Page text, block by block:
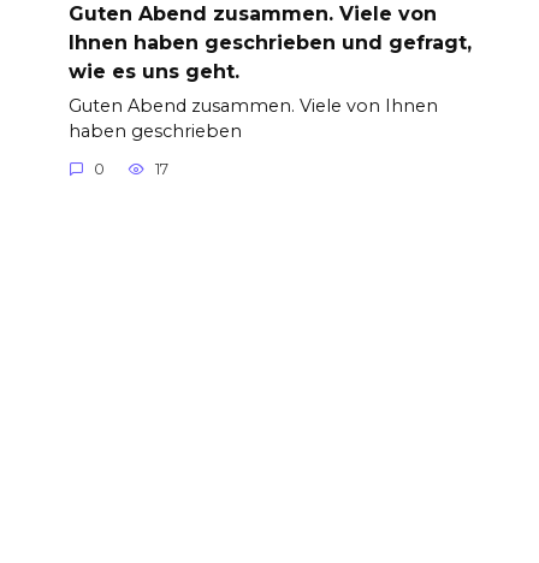
Guten Abend zusammen. Viele von
Ihnen haben geschrieben und gefragt,
wie es uns geht.
Guten Abend zusammen. Viele von Ihnen
haben geschrieben
0 17